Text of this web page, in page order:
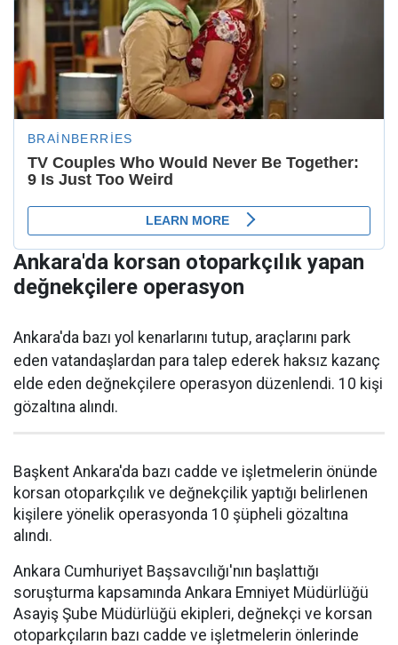
Ankara'da korsan otoparkçılık yapan
değnekçilere operasyon
Ankara'da bazı yol kenarlarını tutup, araçlarını park
eden vatandaşlardan para talep ederek haksız kazanç
elde eden değnekçilere operasyon düzenlendi. 10 kişi
gözaltına alındı.
Başkent Ankara'da bazı cadde ve işletmelerin önünde
korsan otoparkçılık ve değnekçilik yaptığı belirlenen
kişilere yönelik operasyonda 10 şüpheli gözaltına
alındı.
Ankara Cumhuriyet Başsavcılığı'nın başlattığı
soruşturma kapsamında Ankara Emniyet Müdürlüğü
Asayiş Şube Müdürlüğü ekipleri, değnekçi ve korsan
otoparkçıların bazı cadde ve işletmelerin önlerinde